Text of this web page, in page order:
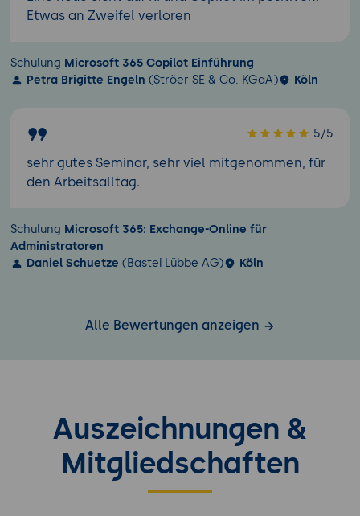
Etwas an Zweifel verloren
Schulung Microsoft 365 Copilot Einführung
Petra Brigitte Engeln (Ströer SE & Co. KGaA) Köln
5/5
sehr gutes Seminar, sehr viel mitgenommen, für
den Arbeitsalltag.
Schulung Microsoft 365: Exchange-Online für
Administratoren
Daniel Schuetze (Bastei Lübbe AG) Köln
Alle Bewertungen anzeigen
Auszeichnungen &
Mitgliedschaften